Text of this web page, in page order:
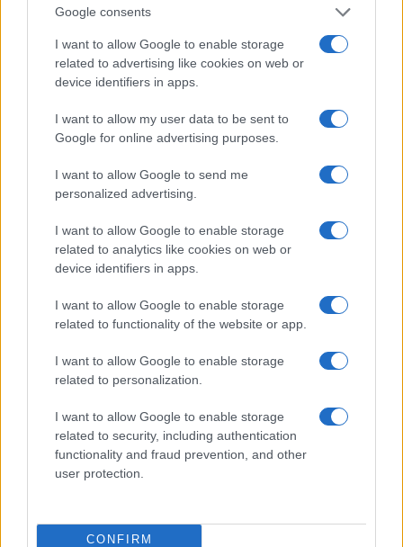
Google consents
I want to allow Google to enable storage
related to advertising like cookies on web or
device identifiers in apps.
I want to allow my user data to be sent to
Google for online advertising purposes.
I want to allow Google to send me
personalized advertising.
I want to allow Google to enable storage
related to analytics like cookies on web or
device identifiers in apps.
I want to allow Google to enable storage
related to functionality of the website or app.
I want to allow Google to enable storage
related to personalization.
I want to allow Google to enable storage
related to security, including authentication
functionality and fraud prevention, and other
user protection.
CONFIRM
SZAVAZÁS
Megérné Önnek telefont váltani csak azért, mert az új modell dupla alap
Talán, ha más fejlesztések is vannak
Nem, nekem a mostani tárhely is elég
Inkább felhőben tárolok mindent
Korábbi szavazások eredményei
Főoldal